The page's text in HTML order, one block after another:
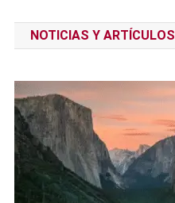
de
entradas
NOTICIAS Y